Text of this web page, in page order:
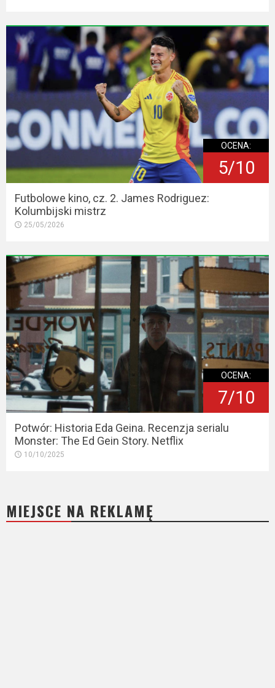
OCENA:
5/10
Futbolowe kino, cz. 2. James Rodriguez:
Kolumbijski mistrz
25/05/2026
OCENA:
7/10
Potwór: Historia Eda Geina. Recenzja serialu
Monster: The Ed Gein Story. Netflix
10/10/2025
MIEJSCE NA REKLAMĘ